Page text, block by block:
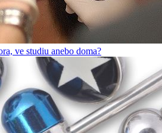
ve studiu anebo doma?